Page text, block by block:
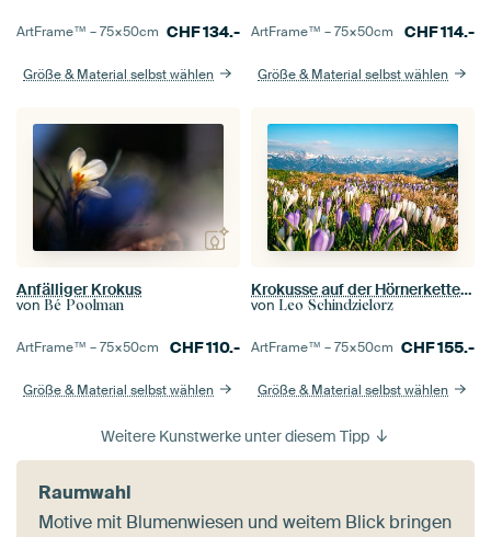
ArtFrame™ –75×50cm CHF134.-
Größe & Material selbst wählen
ArtFrame™ –75×50cm CHF114.-
Größe & Material selbst wählen
Anfälliger Krokus
von Bé Poolman
ArtFrame™ –75×50cm CHF110.-
Größe & Material selbst wählen
Krokusse auf der Hörnerkette im Allgäu
von Leo Schindzielorz
ArtFrame™ –75×50cm CHF155.-
Größe & Material selbst wählen
Weitere Kunstwerke unter diesem Tipp
Raumwahl
Motive mit Blumenwiesen und weitem Blick bringen